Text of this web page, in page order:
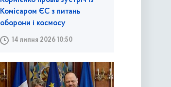
Комісаром ЄС з питань
оборони і космосу
14 липня 2026 10:50